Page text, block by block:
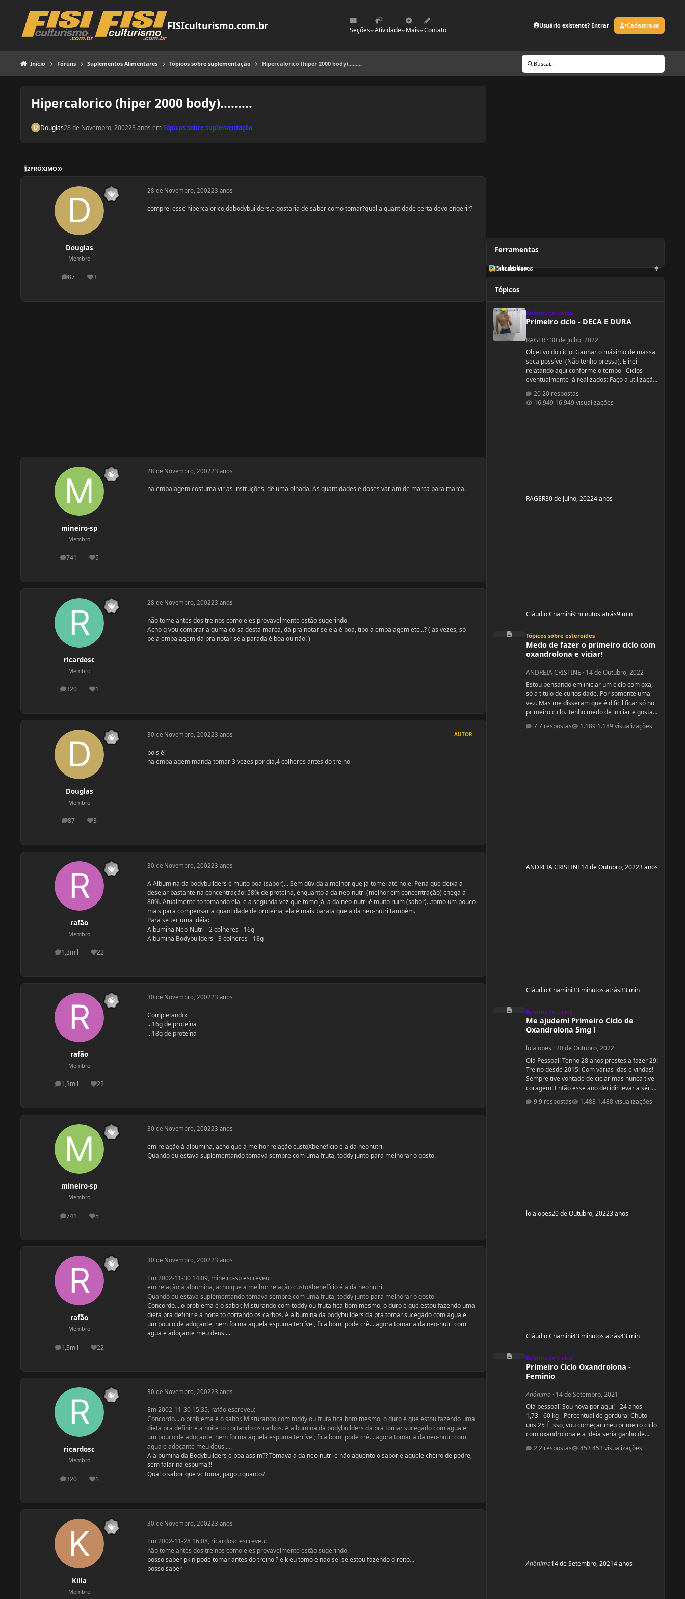
FISIculturismo.com.br Seções Atividade Mais Contato
Usuário existente? Entrar Cadastre-se
Início Fóruns Suplementos Alimentares Tópicos sobre suplementação Hipercalorico (hiper 2000 body)......... Buscar...
Hipercalorico (hiper 2000 body).........
Douglas28 de Novembro, 200223 anos emTópicos sobre suplementação
12PRÓXIMO ÚLTIMA PÁGINA
Douglas
Membro
87
postagens
3
Reputação
28 de Novembro, 200223 anos
comprei esse hipercalorico,dabodybuilders,e gostaria de saber como tomar?qual a quantidade certa devo engerir?
mineiro-sp
Membro
741
postagens5
Reputação
28 de Novembro, 200223 anos
na embalagem costuma vir as instruções, dê uma olhada. As quantidades e doses variam de marca para marca.
ricardosc
Membro
320
postagens1
Reputação
28 de Novembro, 200223 anos
não tome antes dos treinos como eles provavelmente estão sugerindo.
Acho q vou comprar alguma coisa desta marca, dá pra notar se ela é boa, tipo a embalagem etc...? ( as vezes, só
pela embalagem da pra notar se a parada é boa ou não! )
Douglas
Membro
87
postagens
3
Reputação
30 de Novembro, 200223 anos AUTOR
pois é!
na embalagem manda tomar 3 vezes por dia,4 colheres antes do treino
rafão
Membro
1,3mil
postagens22
Reputação
30 de Novembro, 200223 anos
A Albumina da bodybuilders é muito boa (sabor)... Sem dúvida a melhor que já tomei até hoje. Pena que deixa a
desejar bastante na concentração: 58% de proteína, enquanto a da neo-nutri (melhor em concentração) chega a
80%. Atualmente to tomando ela, é a segunda vez que tomo já, a da neo-nutri é muito ruim (sabor)...tomo um pouco
mais para compensar a quantidade de proteína, ela é mais barata que a da neo-nutri também.
Para se ter uma idéia:
Albumina Neo-Nutri - 2 colheres - 16g
Albumina Bodybuilders - 3 colheres - 18g
rafão
Membro
1,3mil
postagens22
Reputação
30 de Novembro, 200223 anos
Completando:
...16g de proteína
...18g de proteína
mineiro-sp
Membro
741
postagens5
Reputação
30 de Novembro, 200223 anos
em relação à albumina, acho que a melhor relação custoXbenefício é a da neonutri.
Quando eu estava suplementando tomava sempre com uma fruta, toddy junto para melhorar o gosto.
rafão
Membro
1,3mil
postagens22
Reputação
30 de Novembro, 200223 anos
Em 2002-11-30 14:09, mineiro-sp escreveu:
em relação à albumina, acho que a melhor relação custoXbenefício é a da neonutri.
Quando eu estava suplementando tomava sempre com uma fruta, toddy junto para melhorar o gosto.
Concordo....o problema é o sabor. Misturando com toddy ou fruta fica bom mesmo, o duro é que estou fazendo uma
dieta pra definir e a noite to cortando os carbos. A albumina da bodybuilders da pra tomar sucegado com agua e
um pouco de adoçante, nem forma aquela espuma terrível, fica bom, pode crê....agora tomar a da neo-nutri com
agua e adoçante meu deus.....
ricardosc
Membro
320
postagens1
Reputação
30 de Novembro, 200223 anos
Em 2002-11-30 15:35, rafão escreveu:
Concordo....o problema é o sabor. Misturando com toddy ou fruta fica bom mesmo, o duro é que estou fazendo uma
dieta pra definir e a noite to cortando os carbos. A albumina da bodybuilders da pra tomar sucegado com agua e
um pouco de adoçante, nem forma aquela espuma terrível, fica bom, pode crê....agora tomar a da neo-nutri com
agua e adoçante meu deus.....
A albumina da Bodybuilders é boa assim?? Tomava a da neo-nutri e não aguento o sabor e aquele cheiro de podre,
sem falar na espuma!!!
Qual o sabor que vc toma, pagou quanto?
Killa
Membro
30 de Novembro, 200223 anos
Em 2002-11-28 16:08, ricardosc escreveu:
não tome antes dos treinos como eles provavelmente estão sugerindo.
posso saber pk n pode tomar antes do treino ? e k eu tomo e nao sei se estou fazendo direito...
posso saber
Ferramentas
Geradores
Orientadores
Calculadoras
Tópicos
Relatos de ciclos
Primeiro ciclo - DECA E DURA
RAGER·30 de Julho, 2022
Objetivo do ciclo: Ganhar o máximo de massa
seca possível (Não tenho pressa). E irei
relatando aqui conforme o tempo Ciclos
eventualmente já realizados: Faço a utilização
testosterona a 1 ano (TRT legítima) em
decorrência de hipofunção testiscular
20 respostas
16.949 visualizações
RAGER30 de Julho, 20224 anos
Cláudio Chamini9 minutos atrás9 min
Medo de fazer o primeiro ciclo com oxandrolona e viciar!
Tópicos sobre esteroides
Medo de fazer o primeiro ciclo com
oxandrolona e viciar!
ANDREIA CRISTINE · 14 de Outubro, 2022
Estou pensando em iniciar um ciclo com oxa,
só a titulo de curiosidade. Por somente uma
vez. Mas me disseram que é difícil ficar só no
primeiro ciclo. Tenho medo de iniciar e gostar
do resultado e quando parar ficar com auto
estima baixo. Mas a vontade está bem
7 respostas 1.189 visualizações
ANDREIA CRISTINE14 de Outubro, 20223 anos
Cláudio Chamini33 minutos atrás33 min
Me ajudem! Primeiro Ciclo de Oxandrolona 5mg !
Relatos de ciclos
Me ajudem! Primeiro Ciclo de
Oxandrolona 5mg !
lolalopes ·20 de Outubro, 2022
Olá Pessoal! Tenho 28 anos prestes a fazer 29!
Treino desde 2015! Com várias idas e vindas!
Sempre tive vontade de ciclar mas nunca tive
coragem! Então esse ano decidir levar a sério
e cuidar do meu corpo! Não estou sendo
acompanhada por nutricionista! Mas quando
9 respostas 1.488 visualizações
lolalopes20 de Outubro, 20223 anos
Cláudio Chamini43 minutos atrás43 min
Primeiro Ciclo Oxandrolona - Feminio
Relatos de ciclos
Primeiro Ciclo Oxandrolona -
Feminio
Anônimo · 14 de Setembro, 2021
Olá pessoal! Sou nova por aqui! - 24 anos -
1,73 - 60 kg - Percentual de gordura: Chuto
uns 25 É isso, vou começar meu primeiro ciclo
com oxandrolona e a ideia seria ganho de
força, ganho de massa e tentar baixar
percentual de gordura. Sou a famosa magra
2 respostas 453 visualizações
Anônimo14 de Setembro, 20214 anos